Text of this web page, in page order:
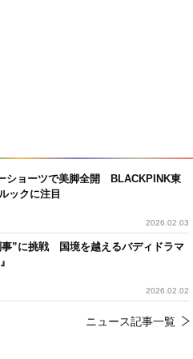
ショーツで美脚全開 BLACKPINK東
ックに注目
2026.02.03
事”に挑戦 国境を越えるバディドラマ
2026.02.02
ニュース記事一覧